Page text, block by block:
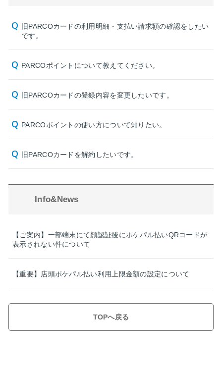
旧PARCOカードの利用明細・支払い請求額の確認をしたい
です。
PARCOポイントについて教えてください。
旧PARCOカードの登録内容を変更したいです。
PARCOポイントの使い方について知りたい。
旧PARCOカードを解約したいです。
Info&News
【ご案内】一部端末にて顔認証後にポケパル払いQRコードが
表示されない件について
【重要】店頭ポケパル払い利用上限金額の設定について
TOPへ戻る